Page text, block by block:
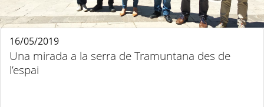
Una mirada a la serra de Tramuntana des de
l’espai
16/05/2019